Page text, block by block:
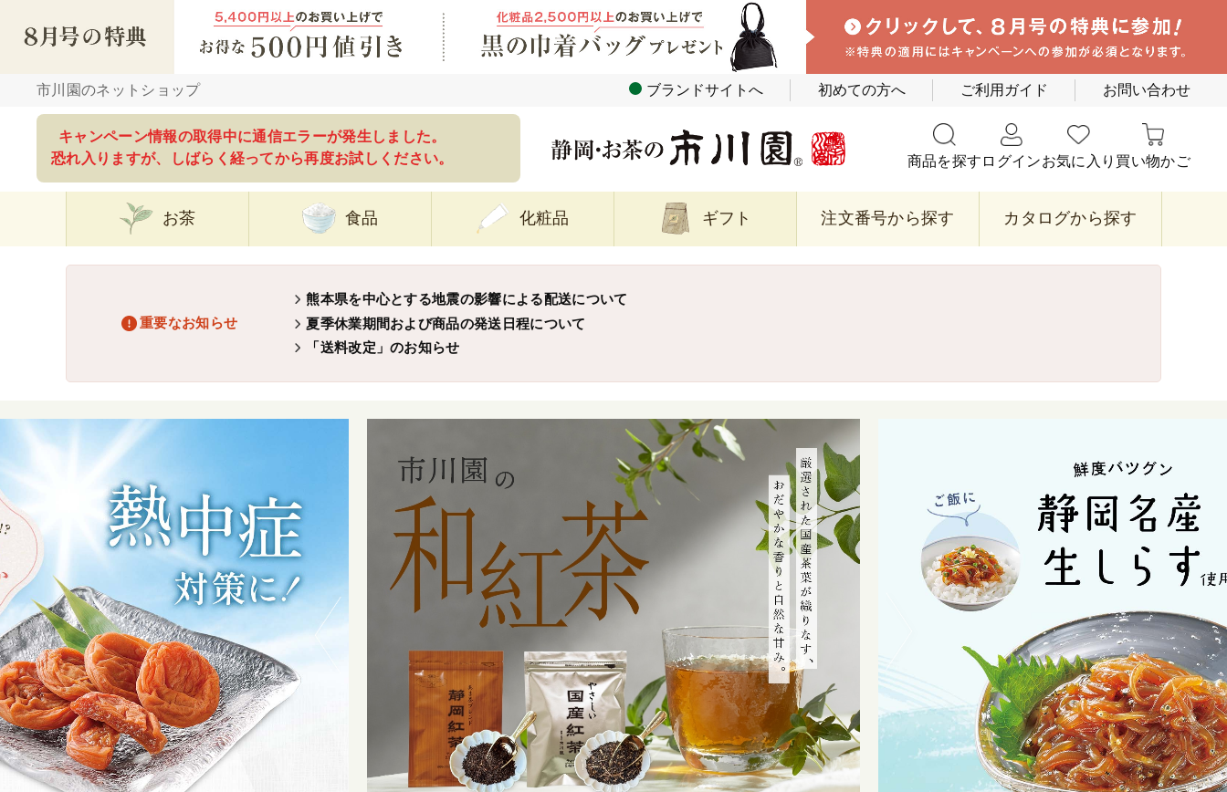
市川園のネットショップ ブランドサイトへ 初めての方へ ご利用ガイド お問い合わせ
キャンペーン情報の取得中に通信エラーが発生しました。
恐れ入りますが、しばらく経ってから再度お試しください。
商品を探す ログインお気に入り 買い物かご
お茶 食品 化粧品 ギフト 注文番号から探す カタログから探す
重要なお知らせ
熊本県を中心とする地震の影響による配送について
夏季休業期間および商品の発送日程について
「送料改定」のお知らせ